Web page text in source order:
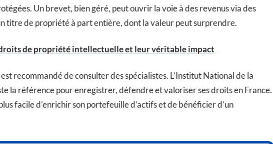
Un brevet, bien géré, peut ouvrir la voie à des revenus via des
titre de propriété à part entière, dont la valeur peut surprendre.
de propriété intellectuelle et leur véritable impact
recommandé de consulter des spécialistes. L’Institut National de la
la référence pour enregistrer, défendre et valoriser ses droits en France.
facile d’enrichir son portefeuille d’actifs et de bénéficier d’un